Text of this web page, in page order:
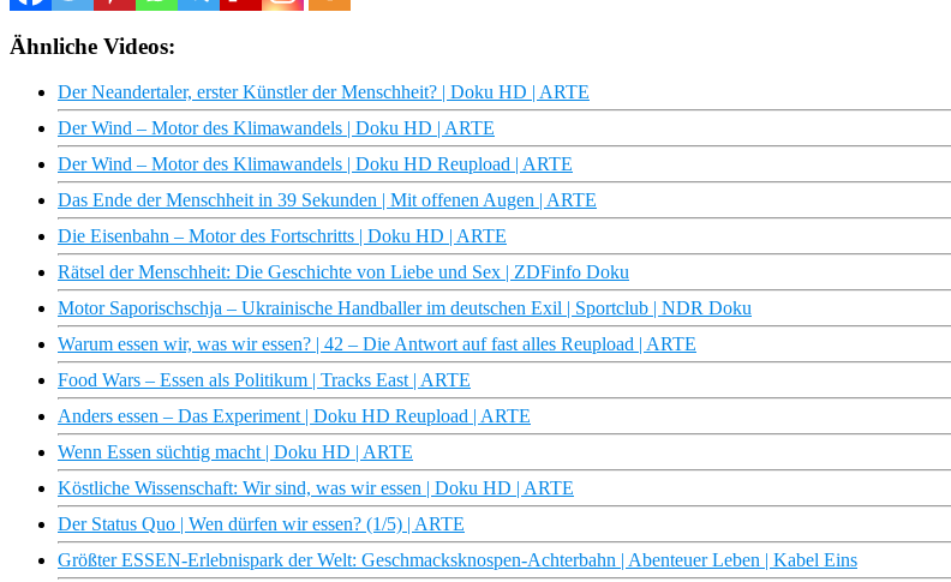
Ähnliche Videos:
Der Neandertaler, erster Künstler der Menschheit? | Doku HD | ARTE
Der Wind – Motor des Klimawandels | Doku HD | ARTE
Der Wind – Motor des Klimawandels | Doku HD Reupload | ARTE
Das Ende der Menschheit in 39 Sekunden | Mit offenen Augen | ARTE
Die Eisenbahn – Motor des Fortschritts | Doku HD | ARTE
Rätsel der Menschheit: Die Geschichte von Liebe und Sex | ZDFinfo Doku
Motor Saporischschja – Ukrainische Handballer im deutschen Exil | Sportclub | NDR Doku
Warum essen wir, was wir essen? | 42 – Die Antwort auf fast alles Reupload | ARTE
Food Wars – Essen als Politikum | Tracks East | ARTE
Anders essen – Das Experiment | Doku HD Reupload | ARTE
Wenn Essen süchtig macht | Doku HD | ARTE
Köstliche Wissenschaft: Wir sind, was wir essen | Doku HD | ARTE
Der Status Quo | Wen dürfen wir essen? (1/5) | ARTE
Größter ESSEN-Erlebnispark der Welt: Geschmacksknospen-Achterbahn | Abenteuer Leben | Kabel Eins